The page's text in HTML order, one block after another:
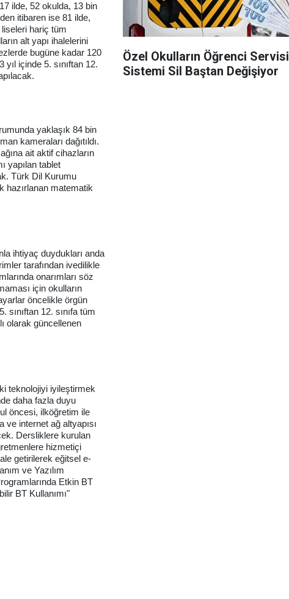
ilde, 52 okulda, 13 bin
itibaren ise 81 ilde,
hariç tüm
alt yapı ihalelerini
bugüne kadar 120
içinde 5. sınıftan 12.
yaklaşık 84 bin
kameraları dağıtıldı.
ait aktif cihazların
yapılan tablet
Türk Dil Kurumu
hazırlanan matematik
ihtiyaç duydukları anda
tarafından ivedilikle
onarımları söz
için okulların
öncelikle örgün
sınıftan 12. sınıfa tüm
olarak güncellenen
teknolojiyi iyileştirmek
daha fazla duyu
öncesi, ilköğretim ile
internet ağ altyapısı
Dersliklere kurulan
hizmetiçi
getirilerek eğitsel e-
ve Yazılım
Etkin BT
BT Kullanımı"
Özel Okulların Öğrenci Servisi
Sistemi Sil Baştan Değişiyor